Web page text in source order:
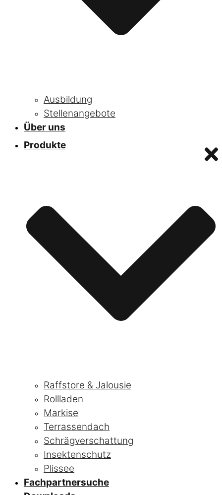
Ausbildung
Stellenangebote
Über uns
Produkte
Raffstore & Jalousie
Rollladen
Markise
Terrassendach
Schrägverschattung
Insektenschutz
Plissee
Fachpartnersuche